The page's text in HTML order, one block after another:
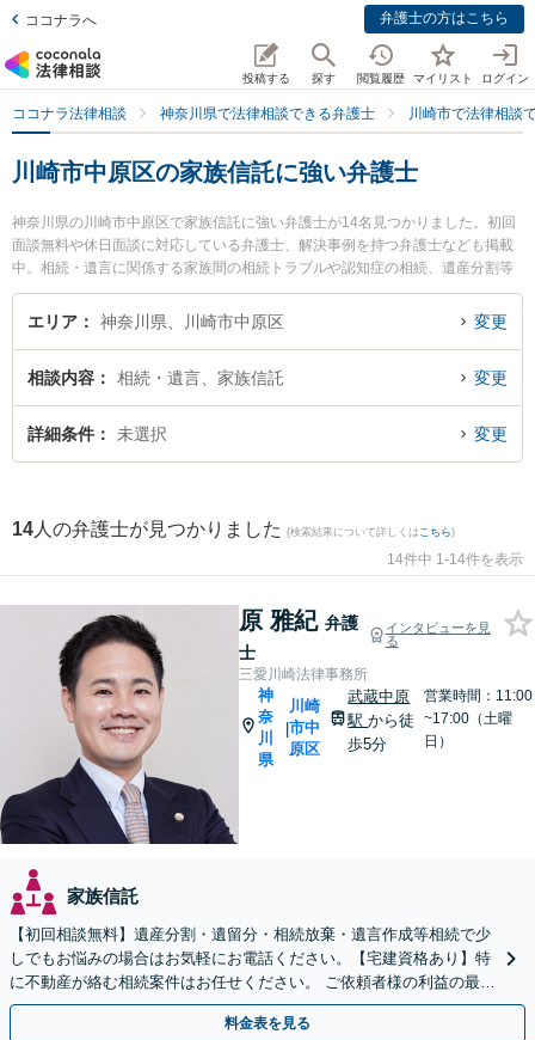
ココナラへ 弁護士の方はこちら
投稿する 探す 閲覧履歴 マイリスト ログイン
ココナラ法律相談 神奈川県で法律相談できる弁護士 川崎市で法律相談
川崎市中原区の家族信託に強い弁護士
神奈川県の川崎市中原区で家族信託に強い弁護士が14名見つかりました。初回
面談無料や休日面談に対応している弁護士、解決事例を持つ弁護士なども掲載
中。相続・遺言に関係する家族間の相続トラブルや認知症の相続、遺産分割等
の細かな分野での絞り込み検索もでき便利です。特に三愛川崎法律事務所の原
雅紀弁護士や武蔵小杉つばき法律事務所の太田 彩佳弁護士、武蔵小杉駅前法律
ぐに弁護士に相談したい』『家族信託のトラブル解決の実績豊富な近くの弁護
士を検索したい』『初回相談無料で家族信託を法律相談できる川崎市中原区内
の弁護士に相談予約したい』などでお困りの相談者さんにおすすめです。
エリア 神奈川県、川崎市中原区 変更
相談内容 相続・遺言、家族信託 変更
詳細条件 未選択 変更
14 人の弁護士が見つかりました (検索結果について詳しくは こちら)
14件中 1-14件を表示
原 雅紀 弁護
士
インタビューを見
る
三愛川崎法律事務所
神
奈
川
県
|
川崎
市中
原区
武蔵中原
駅から徒
歩5分
営業時間：11:00
~17:00（土曜
日）
家族信託
【初回相談無料】遺産分割・遺留分・相続放棄・遺言作成等相続で少
しでもお悩みの場合はお気軽にお電話ください。【宅建資格あり】特
に不動産が絡む相続案件はお任せください。 ご依頼者様の利益の最大
化のために最後まで寄り添いサポートいたします。
料金表を見る